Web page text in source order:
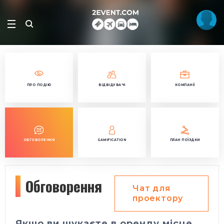
ПРО ПОДІЮ ВІДВІДУВАЧІ КОМПАНІЇ
ОБГОВОРЕННЯ GAMIFICATION ПЛАН ПОЇЗДКИ
Обговорення
Чат для
проектору